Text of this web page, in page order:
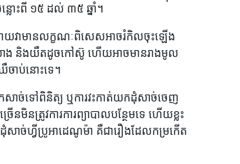
ន្លោះពី ១៥ ដល់ ៣៥ ឆ្នាំ។
វាមានលក្ខណៈពិសេសអាចរំកិលចុះឡើង
ោង និងយឺតដូចកៅស៊ូ ហើយអាចមានរាងមូល
ចាប់នោះទេ។
សាច់ទៅពិនិត្យ ឬការវះកាត់យកដុំសាច់ចេញ
មិនត្រូវការការព្យាបាលបន្ថែមទេ ហើយខ្លះ
ាច់ហ្វីប្រូអាដេណូម៉ា គឺជារឿងដែលកម្រកើត